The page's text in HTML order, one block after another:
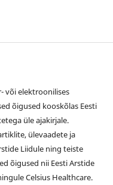
või elektroonilises
õigused kooskõlas Eesti
üle ajakirjale.
ülevaadete ja
Liidule ning teiste
õigused nii Eesti Arstide
Celsius Healthcare.